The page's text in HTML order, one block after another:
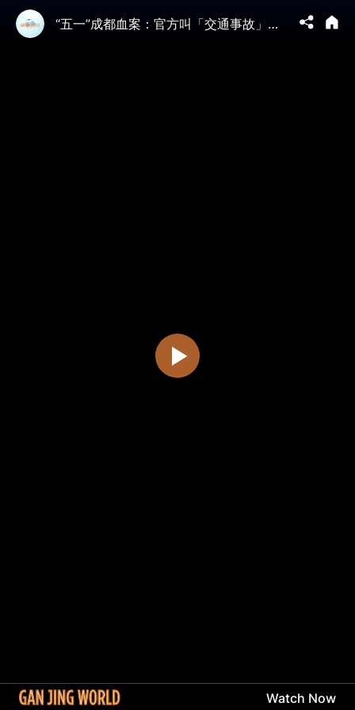
“五一”成都血案：官方叫「交通事故」，他下車時手裡拿著刀..成都“獻忠”事故，震驚中國！成都“熊貓”花花也成熱議焦點，導遊說它“殘疾”，竟被報警！“習近平躺平”照爆紅｜大宇拍案驚奇 live！
Watch Now